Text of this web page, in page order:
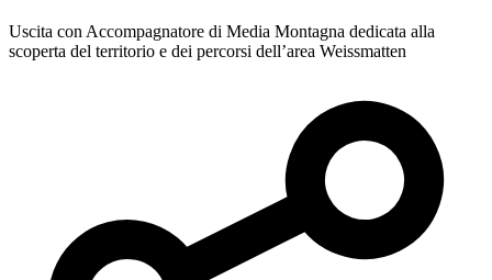
Uscita con Accompagnatore di Media Montagna dedicata alla
scoperta del territorio e dei percorsi dell’area Weissmatten